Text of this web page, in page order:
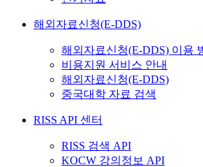
해외자료신청(E-DDS)
해외자료신청(E-DDS) 이용
비용지원 서비스 안내
해외자료신청(E-DDS)
중국대학 자료 검색
RISS API 센터
RISS 검색 API
KOCW 강의정보 API